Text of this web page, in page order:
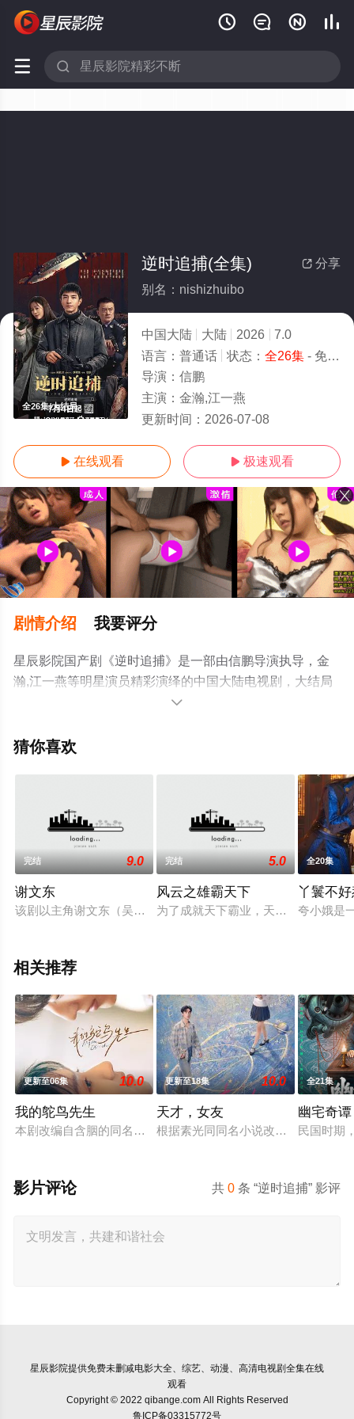
   
 
全26集/大结局
 分享
逆时追捕(全集)
别名：nishizhuibo
中国大陆 大陆 2026
7.0
语言： 普通话 状态： 全26集- 免费在线观看
导演： 信鹏
主演： 金瀚,江一燕
更新时间： 2026-07-08
 在线观看  极速观看
剧情介绍 我要评分
星辰影院国产剧《逆时追捕》是一部由信鹏导演执导，金
瀚,江一燕等明星演员精彩演绎的中国大陆电视剧，大结局
剧情已揭晓（全26集），手机免费观看高清无删减完整版
更多剧情信息可移步至豆瓣电视剧、电视猫或剧情网等平

猜你喜欢
完结 9.0
谢文东
该剧以主角谢文东（吴建国饰）的人生际遇还原了一个黑帮老
完结 5.0
风云之雄霸天下
为了成就天下霸业，天下会帮主雄霸
全20集
丫鬟不
夸小娥是
相关推荐
更新至06集 10.0
我的鸵鸟先生
本剧改编自含胭的同名小说，讲述了邻家女孩庞倩（苏晓彤 饰
更新至18集 10.0
天才，女友
根据素光同同名小说改编。江逾白长
全21集
幽宅奇谭
民国时期
共0 条 “逆时追捕” 影评
影片评论
星辰影院提供免费未删减电影大全、综艺、动漫、高清电视剧全集在线
观看
Copyright © 2022 qibange.com All Rights Reserved
鲁ICP备03315772号